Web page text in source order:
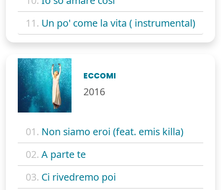
11. Un po' come la vita ( instrumental)
ECCOMI
2016
01. Non siamo eroi (feat. emis killa)
02. A parte te
03. Ci rivedremo poi